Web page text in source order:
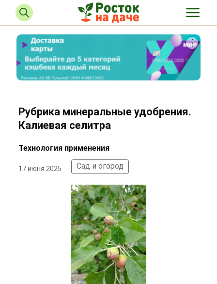
Рубрика минеральные удобрения.
Калиевая селитра
Технология применения
17 июня 2025 Сад и огород